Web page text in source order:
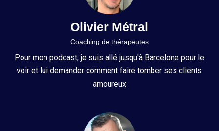
Olivier Métral
Coaching de thérapeutes
Pour mon podcast, je suis allé jusqu'à Barcelone pour le
voir et lui demander comment faire tomber ses clients
amoureux